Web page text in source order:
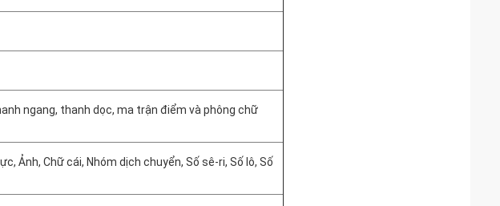
ngang, thanh dọc, ma trận điểm và phông chữ
Ảnh, Chữ cái, Nhóm dịch chuyển, Số sê-ri, Số lô, Số